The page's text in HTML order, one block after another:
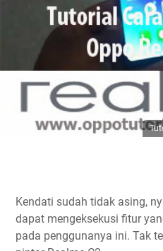
Kendati sudah tidak asing,
dapat mengeksekusi fitur
pada penggunanya ini. Tak